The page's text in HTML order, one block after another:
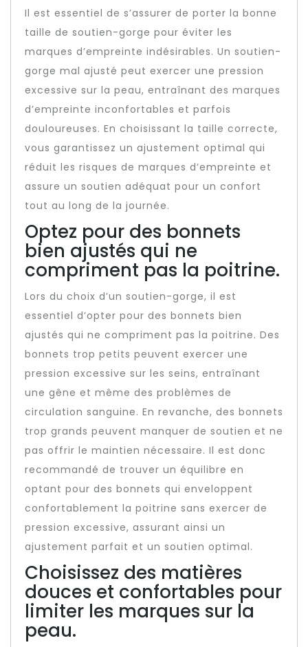
Il est essentiel de s’assurer de porter la bonne
taille de soutien-gorge pour éviter les
marques d’empreinte indésirables. Un soutien-
gorge mal ajusté peut exercer une pression
excessive sur la peau, entraînant des marques
d’empreinte inconfortables et parfois
douloureuses. En choisissant la taille correcte,
vous garantissez un ajustement optimal qui
réduit les risques de marques d’empreinte et
assure un soutien adéquat pour un confort
tout au long de la journée.
Optez pour des bonnets
bien ajustés qui ne
compriment pas la poitrine.
Lors du choix d’un soutien-gorge, il est
essentiel d’opter pour des bonnets bien
ajustés qui ne compriment pas la poitrine. Des
bonnets trop petits peuvent exercer une
pression excessive sur les seins, entraînant
une gêne et même des problèmes de
circulation sanguine. En revanche, des bonnets
trop grands peuvent manquer de soutien et ne
pas offrir le maintien nécessaire. Il est donc
recommandé de trouver un équilibre en
optant pour des bonnets qui enveloppent
confortablement la poitrine sans exercer de
pression excessive, assurant ainsi un
ajustement parfait et un soutien optimal.
Choisissez des matières
douces et confortables pour
limiter les marques sur la
peau.